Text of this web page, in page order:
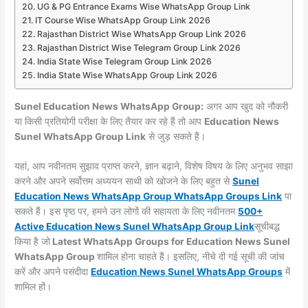
UG & PG Entrance Exams Wise WhatsApp Group Link
IT Course Wise WhatsApp Group Link 2026
Rajasthan District Wise WhatsApp Group Link 2026
Rajasthan District Wise Telegram Group Link 2026
India State Wise Telegram Group Link 2026
India State Wise WhatsApp Group Link 2026
Sunel Education News WhatsApp Group: अगर आप खुद को नौकरी
या किसी प्रतियोगी परीक्षा के लिए तैयार कर रहे हैं तो आप Education News
Sunel WhatsApp Group Link से जुड़ सकते हैं।
यहां, आप नवीनतम सुझाव प्राप्त करने, ज्ञान बढ़ाने, विशेष विषय के लिए अनुभव साझा
करने और अपने सर्वोत्तम अध्ययन साथी को खोजने के लिए बहुत सेSunel
Education News WhatsApp Group WhatsApp GroupsLink पा
सकते हैं। इस पृष्ठ पर, हमने उन लोगों की सहायता के लिए नवीनतम 500+
Active Education News Sunel WhatsApp Group Linkसूचीबद्ध
किया है जो Latest WhatsApp Groups for Education News Sunel
WhatsApp Groupशामिल होना चाहते हैं। इसलिए, नीचे दी गई सूची की जांच
करें और अपने पसंदीदाEducation News Sunel WhatsAppGroups में
शामिल हों।